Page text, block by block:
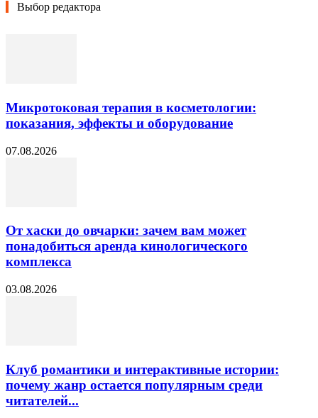
Выбор редактора
Микротоковая терапия в косметологии:
показания, эффекты и оборудование
07.08.2026
От хаски до овчарки: зачем вам может
понадобиться аренда кинологического
комплекса
03.08.2026
Клуб романтики и интерактивные истории:
почему жанр остается популярным среди
читателей...